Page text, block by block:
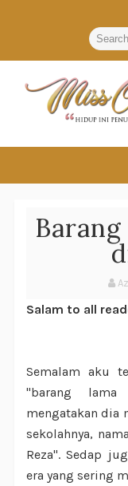
Salam to all
Semalam aku
"barang
mengatakan dia
sekolahnya,
Reza". Sedap
era yang sering